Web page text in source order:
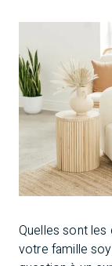
Quelles sont
votre famille